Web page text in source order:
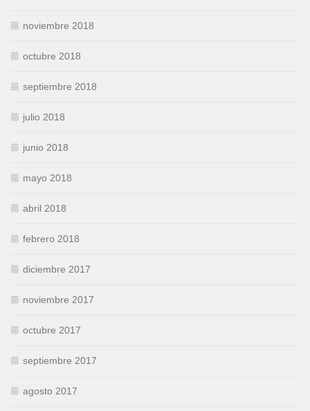
noviembre 2018
octubre 2018
septiembre 2018
julio 2018
junio 2018
mayo 2018
abril 2018
febrero 2018
diciembre 2017
noviembre 2017
octubre 2017
septiembre 2017
agosto 2017